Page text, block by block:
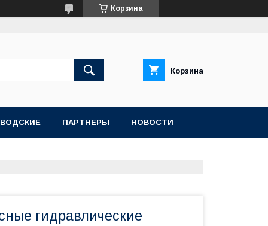
Корзина
Корзина
ПАРТНЕРЫ НОВОСТИ
гидравлические